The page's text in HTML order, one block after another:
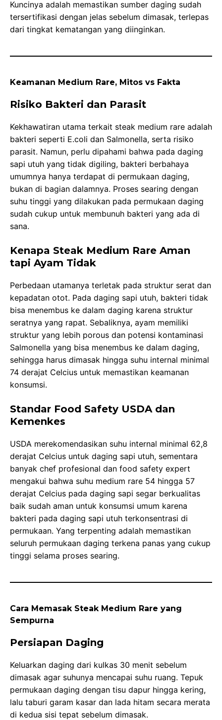
Kuncinya adalah memastikan sumber daging sudah
tersertifikasi dengan jelas sebelum dimasak, terlepas
dari tingkat kematangan yang diinginkan.
Keamanan Medium Rare, Mitos vs Fakta
Risiko Bakteri dan Parasit
Kekhawatiran utama terkait steak medium rare adalah
bakteri seperti E.coli dan Salmonella, serta risiko
parasit. Namun, perlu dipahami bahwa pada daging
sapi utuh yang tidak digiling, bakteri berbahaya
umumnya hanya terdapat di permukaan daging,
bukan di bagian dalamnya. Proses searing dengan
suhu tinggi yang dilakukan pada permukaan daging
sudah cukup untuk membunuh bakteri yang ada di
sana.
Kenapa Steak Medium Rare Aman
tapi Ayam Tidak
Perbedaan utamanya terletak pada struktur serat dan
kepadatan otot. Pada daging sapi utuh, bakteri tidak
bisa menembus ke dalam daging karena struktur
seratnya yang rapat. Sebaliknya, ayam memiliki
struktur yang lebih porous dan potensi kontaminasi
Salmonella yang bisa menembus ke dalam daging,
sehingga harus dimasak hingga suhu internal minimal
74 derajat Celcius untuk memastikan keamanan
konsumsi.
Standar Food Safety USDA dan
Kemenkes
USDA merekomendasikan suhu internal minimal 62,8
derajat Celcius untuk daging sapi utuh, sementara
banyak chef profesional dan food safety expert
mengakui bahwa suhu medium rare 54 hingga 57
derajat Celcius pada daging sapi segar berkualitas
baik sudah aman untuk konsumsi umum karena
bakteri pada daging sapi utuh terkonsentrasi di
permukaan. Yang terpenting adalah memastikan
seluruh permukaan daging terkena panas yang cukup
tinggi selama proses searing.
Cara Memasak Steak Medium Rare yang
Sempurna
Persiapan Daging
Keluarkan daging dari kulkas 30 menit sebelum
dimasak agar suhunya mencapai suhu ruang. Tepuk
permukaan daging dengan tisu dapur hingga kering,
lalu taburi garam kasar dan lada hitam secara merata
di kedua sisi tepat sebelum dimasak.